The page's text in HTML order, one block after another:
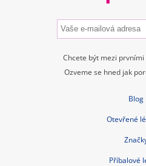
Chcete být mezi prvními
Ozveme se hned jak
Blog
Otevřené
Příbalové